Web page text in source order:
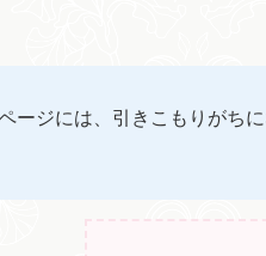
ージには、引きこもりがち